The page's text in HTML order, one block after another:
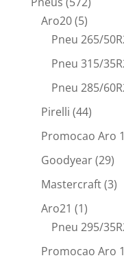
Aro20(5)
Pneu 265/
Pneu 315/
Pneu 285/
Pirelli (44)
Promocao Aro
Goodyear(29)
Mastercraft(3)
Aro21 (1)
Pneu 295/
Promocao Aro